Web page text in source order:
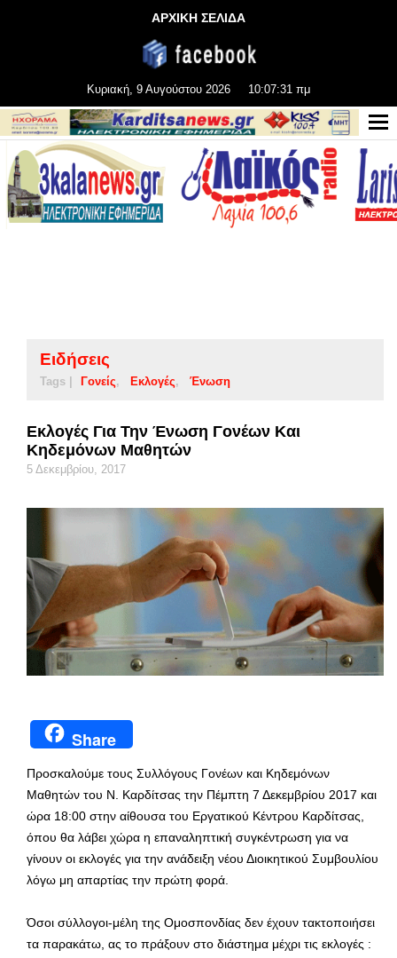
ΑΡΧΙΚΗ ΣΕΛΙΔΑ
Κυριακή, 9 Αυγούστου 2026 10:07:31 πμ
Ειδήσεις
Tags | Γονείς Εκλογές Ένωση
Εκλογές Για Την Ένωση Γονέων Και
Κηδεμόνων Μαθητών
5 Δεκεμβρίου, 2017
Share
Προσκαλούμε τους Συλλόγους Γονέων και Κηδεμόνων
Μαθητών του Ν. Καρδίτσας την Πέμπτη 7 Δεκεμβρίου 2017 και
ώρα 18:00 στην αίθουσα του Εργατικού Κέντρου Καρδίτσας,
όπου θα λάβει χώρα η επαναληπτική συγκέντρωση για να
γίνουν οι εκλογές για την ανάδειξη νέου Διοικητικού Συμβουλίου
λόγω μη απαρτίας την πρώτη φορά.
Όσοι σύλλογοι-μέλη της Ομοσπονδίας δεν έχουν τακτοποιήσει
τα παρακάτω, ας το πράξουν στο διάστημα μέχρι τις εκλογές :